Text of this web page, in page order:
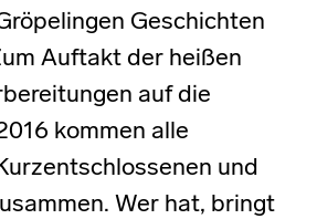
Geschichten
Auftakt der heißen
auf die
kommen alle
und
Wer hat, bringt